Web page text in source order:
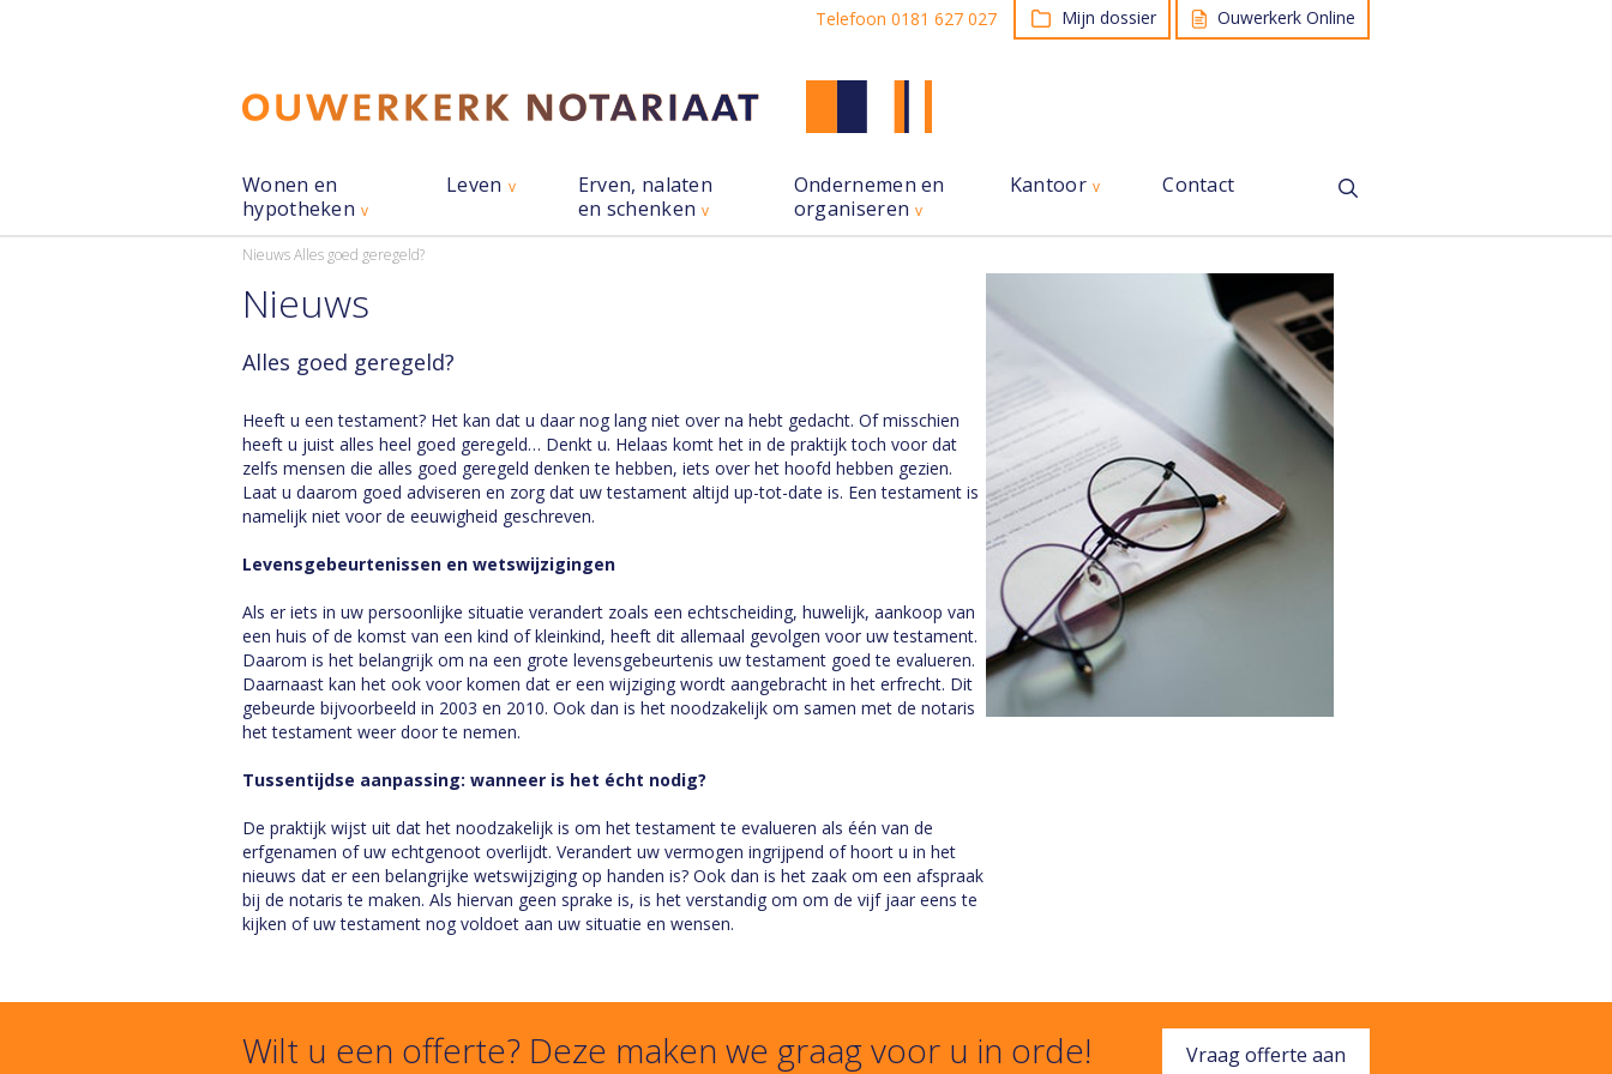
Telefoon 0181 627 027 Mijn dossier Ouwerkerk Online
Wonen en
hypotheken
Leven
Erven, nalaten
en schenken
Ondernemen en
organiseren
Kantoor Contact
NieuwsAlles goed geregeld?
Nieuws
Alles goed geregeld?
Heeft u een testament? Het kan dat u daar nog lang niet over na hebt gedacht. Of misschien
heeft u juist alles heel goed geregeld… Denkt u. Helaas komt het in de praktijk toch voor dat
zelfs mensen die alles goed geregeld denken te hebben, iets over het hoofd hebben gezien.
Laat u daarom goed adviseren en zorg dat uw testament altijd up-tot-date is. Een testament is
namelijk niet voor de eeuwigheid geschreven.
Levensgebeurtenissen en wetswijzigingen
Als er iets in uw persoonlijke situatie verandert zoals een echtscheiding, huwelijk, aankoop van
een huis of de komst van een kind of kleinkind, heeft dit allemaal gevolgen voor uw testament.
Daarom is het belangrijk om na een grote levensgebeurtenis uw testament goed te evalueren.
Daarnaast kan het ook voor komen dat er een wijziging wordt aangebracht in het erfrecht. Dit
gebeurde bijvoorbeeld in 2003 en 2010. Ook dan is het noodzakelijk om samen met de notaris
het testament weer door te nemen.
Tussentijdse aanpassing: wanneer is het écht nodig?
De praktijk wijst uit dat het noodzakelijk is om het testament te evalueren als één van de
erfgenamen of uw echtgenoot overlijdt. Verandert uw vermogen ingrijpend of hoort u in het
nieuws dat er een belangrijke wetswijziging op handen is? Ook dan is het zaak om een afspraak
bij de notaris te maken. Als hiervan geen sprake is, is het verstandig om om de vijf jaar eens te
kijken of uw testament nog voldoet aan uw situatie en wensen.
Wilt u een offerte? Deze maken we graag voor u in orde! Vraag offerte aan